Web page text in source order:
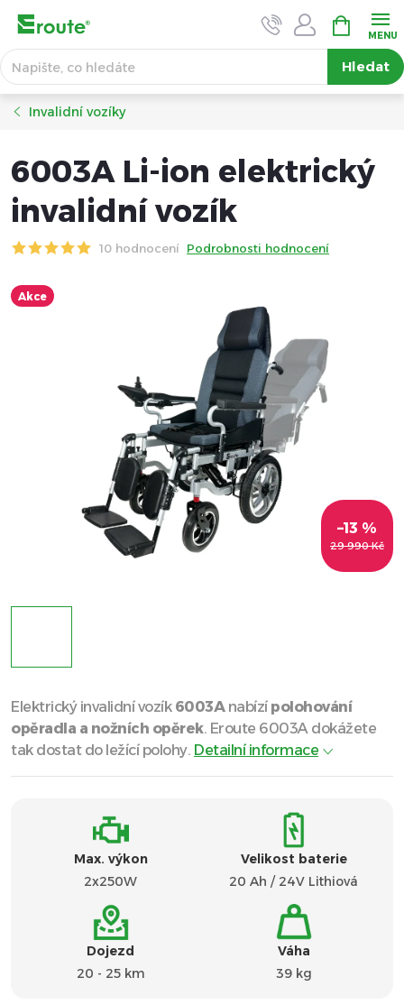
obsah
Hledat
NÁKUPNÍ
KOŠÍK
Invalidní vozíky
6003A Li-ion elektrický
invalidní vozík
10 hodnocení Podrobnosti hodnocení
Akce
29 990 Kč
–13 %
Elektrický invalidní vozík 6003Anabízí polohování
opěradla a nožních opěrek. Eroute 6003A dokážete
tak dostat do ležící polohy. Detailní informace
Max. výkon
2x250W
Velikost baterie
20 Ah / 24V Lithiová
Dojezd
20 - 25 km
Váha
39 kg